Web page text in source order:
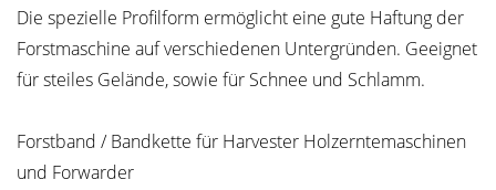
Die spezielle Profilform ermöglicht eine gute Haftung der
Forstmaschine auf verschiedenen Untergründen. Geeignet
für steiles Gelände, sowie für Schnee und Schlamm.
Forstband / Bandkette für Harvester Holzerntemaschinen
und Forwarder